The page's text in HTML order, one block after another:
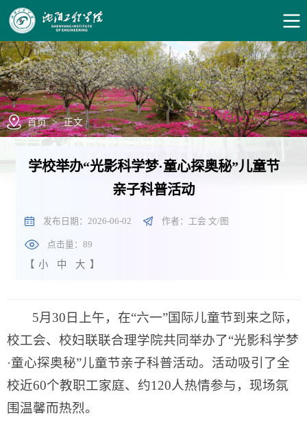
首页 > 正文
学校举办“光影科学梦·童心探奥秘”儿童节
亲子科普活动
发布日期：2026-06-02 作者：工会 文/图
点击量：89
【 小 中 大 】
5月30日上午，在“六一”国际儿童节到来之际，
校工会、校妇联联合理学院共同举办了“光影科学梦
·童心探奥秘”儿童节亲子科普活动。活动吸引了全
校近60个教职工家庭、约120人热情参与，现场氛
围温馨而热烈。